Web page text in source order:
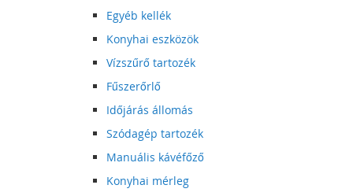
Egyéb kellék
Konyhai eszközök
Vízszűrő tartozék
Fűszerőrlő
Időjárás állomás
Szódagép tartozék
Manuális kávéfőző
Konyhai mérleg